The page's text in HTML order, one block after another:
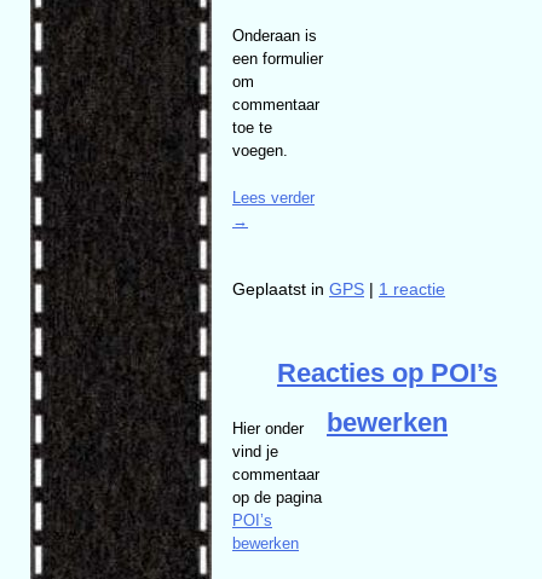
Onderaan is
een formulier
om
commentaar
toe te
voegen.
Lees verder
→
Geplaatst in GPS | 1 reactie
Reacties op POI’s
bewerken
Hier onder
vind je
commentaar
op de pagina
POI’s
bewerken